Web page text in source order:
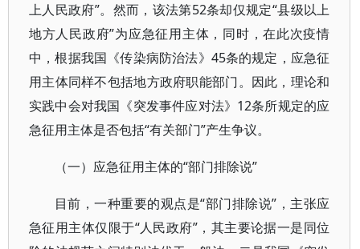
上人民政府”。然而，该法第52条却仅规定“县级以上
地方人民政府”为应急征用主体，同时，在此次疫情
中，根据我国《传染病防治法》45条的规定，应急征
用主体同样不包括地方政府职能部门。因此，理论和
实践中会对我国《突发事件应对法》12条所规定的应
急征用主体是否包括“有关部门”产生争议。
（一）应急征用主体的“部门排除说”
目前，一种重要的观点是“部门排除说”，主张应
急征用主体仅限于“人民政府”，其主要论据一是同位